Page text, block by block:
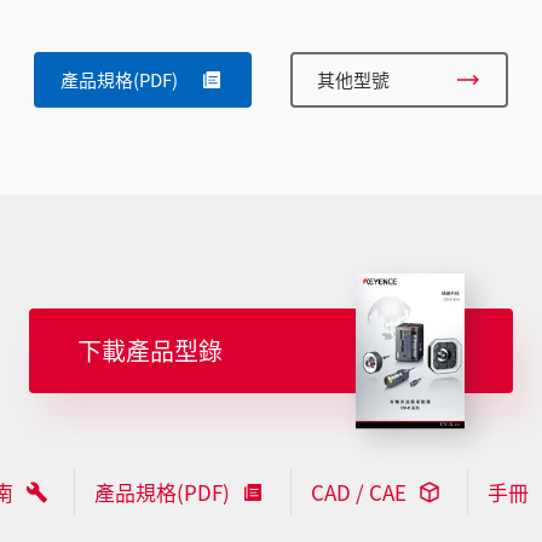
產品規格(PDF) 其他型號
下載產品型錄
產品規格(PDF) CAD / CAE 手冊